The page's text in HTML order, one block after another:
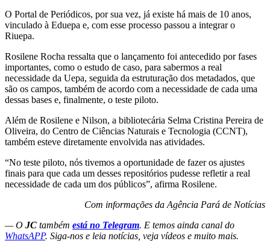
O Portal de Periódicos, por sua vez, já existe há mais de 10 anos,
vinculado à Eduepa e, com esse processo passou a integrar o
Riuepa.
Rosilene Rocha ressalta que o lançamento foi antecedido por fases
importantes, como o estudo de caso, para sabermos a real
necessidade da Uepa, seguida da estruturação dos metadados, que
são os campos, também de acordo com a necessidade de cada uma
dessas bases e, finalmente, o teste piloto.
Além de Rosilene e Nilson, a bibliotecária Selma Cristina Pereira de
Oliveira, do Centro de Ciências Naturais e Tecnologia (CCNT),
também esteve diretamente envolvida nas atividades.
“No teste piloto, nós tivemos a oportunidade de fazer os ajustes
finais para que cada um desses repositórios pudesse refletir a real
necessidade de cada um dos públicos”, afirma Rosilene.
Com informações da Agência Pará de Notícias
— O JC também está no Telegram. E temos ainda canal do
WhatsAPP. Siga-nos e leia notícias, veja vídeos e muito mais.